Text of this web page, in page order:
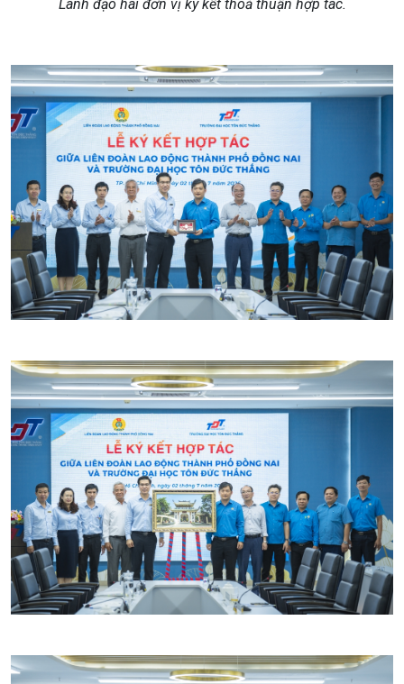
Lãnh đạo hai đơn vị ký kết thoả thuận hợp tác.